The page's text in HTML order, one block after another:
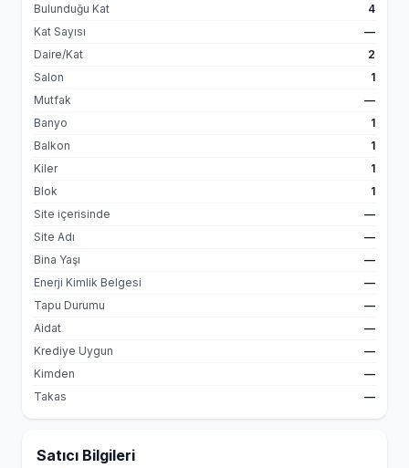
Bulunduğu Kat
4
Kat Sayısı
—
Daire/Kat
2
Salon
1
Mutfak
—
Banyo
1
Balkon
1
Kiler
1
Blok
1
Site içerisinde
—
Site Adı
—
Bina Yaşı
—
Enerji Kimlik Belgesi
—
Tapu Durumu
—
Aidat
—
Krediye Uygun
—
Kimden
—
Takas
—
Satıcı Bilgileri